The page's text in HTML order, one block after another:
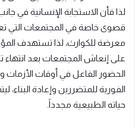
لذا فأن الاستجابة الإنسانية في
قصوى خاصة في المجتمعات التي
معرضة للكوارث، لذا تستهدف
على إنعاش المجتمعات بعد انتهاء
الحضور الفاعل في أوقات الأزمات
الفورية للمتضررين وإعادة البناء،
حياته الطبيعية مجدداً.